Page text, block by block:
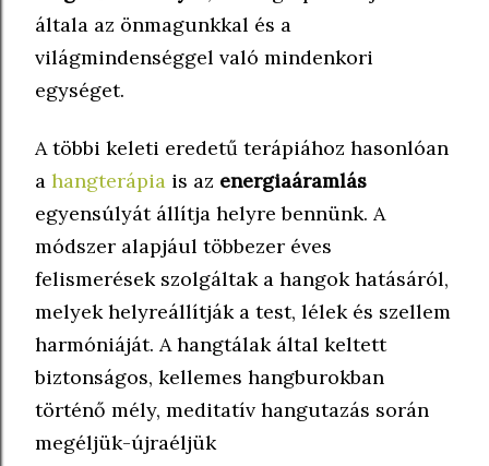
általa az önmagunkkal és a
világmindenséggel való mindenkori
egységet.
A többi keleti eredetű terápiához hasonlóan
a hangterápia is az energiaáramlás
egyensúlyát állítja helyre bennünk. A
módszer alapjául többezer éves
felismerések szolgáltak a hangok hatásáról,
melyek helyreállítják a test, lélek és szellem
harmóniáját. A hangtálak által keltett
biztonságos, kellemes hangburokban
történő mély, meditatív hangutazás során
megéljük-újraéljük